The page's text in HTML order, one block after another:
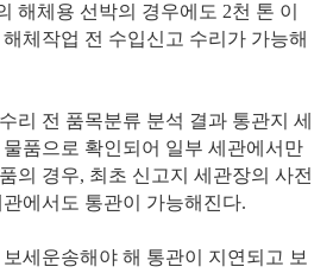
해체용 선박의 경우에도 2천 톤 이
체작업 전 수입신고 수리가 가능해
리 전 품목분류 분석 결과 통관지 세
품으로 확인되어 일부 세관에서만
의 경우, 최초 신고지 세관장의 사전
에서도 통관이 가능해진다.
세운송해야 해 통관이 지연되고 보